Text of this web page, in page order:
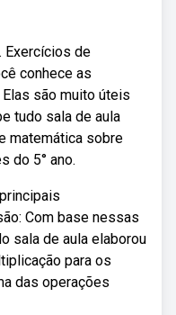
Exercícios de
conhece as
são muito úteis
tudo sala de aula
matemática sobre
do 5° ano.
Com base nessas
sala de aula elaborou
para os
das operações